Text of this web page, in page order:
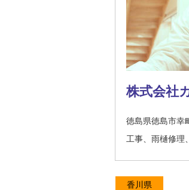
株式会社
徳島県徳島市幸
工事、雨樋修理
香川県